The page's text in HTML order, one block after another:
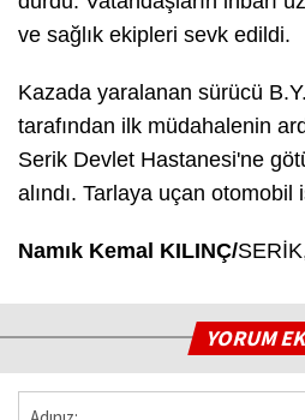
ve sağlık ekipleri sevk edildi.
Kazada yaralanan sürücü
tarafından ilk müdahalenin
Serik Devlet Hastanesi'ne
alındı. Tarlaya uçan otomobil
Namık Kemal KILINÇ/
YORUM